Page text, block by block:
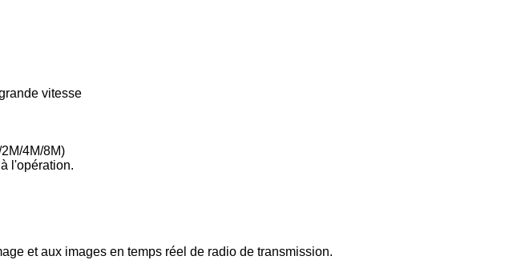
vitesse
4M/8M)
l'opération.
et aux images en temps réel de radio de transmission.